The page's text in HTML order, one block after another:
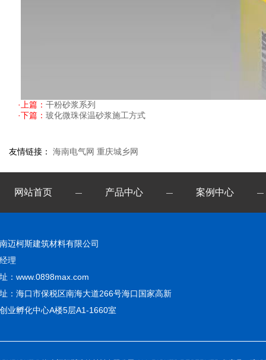
·上篇： 干粉砂浆系列
·下篇： 玻化微珠保温砂浆施工方式
友情链接： 海南电气网 重庆城乡网
网站首页 — 产品中心 — 案例中心 —
迈柯斯建筑材料有限公司
理
：www.0898max.com
：海口市保税区南海大道266号海口国家高新
业孵化中心A楼5层A1-1660室